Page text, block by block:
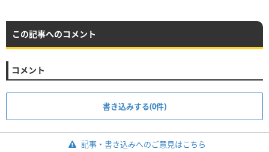
この記事へのコメント
コメント
書き込みする(0件)
記事・書き込みへのご意見はこちら